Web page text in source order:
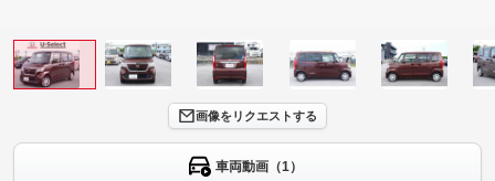
画像をリクエストする
車両動画（1）